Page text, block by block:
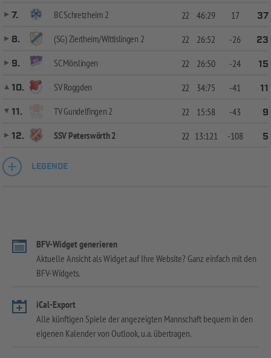
7.
BC Schretzheim 2 22 46:29 17
37
8.
(SG) Ziertheim/Wittislingen 2 22 26:52 -26
23
9.
SC Mörslingen 22 26:50 -24
15
10.
SV Roggden 22 34:75 -41
11
11.
TV Gundelfingen 2 22 15:58 -43
9
12.
SSV Peterswörth 2 22 13:121 -108 5
LEGENDE
BFV-Widget generieren
Aktuelle Ansicht als Widget auf Ihre Website? Ganz einfach mit den
BFV-Widgets.
iCal-Export
Alle künftigen Spiele der angezeigten Mannschaft bequem in den
eigenen Kalender von Outlook, u.a. übertragen.